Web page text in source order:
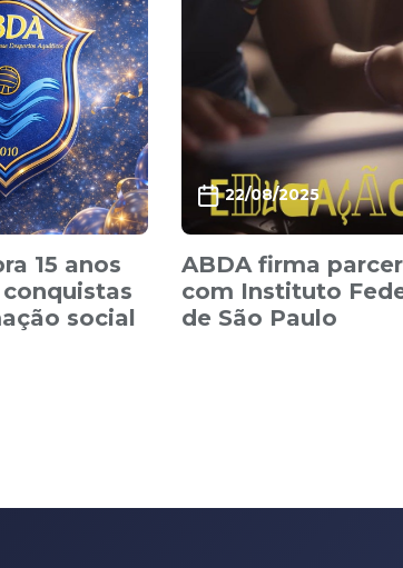
15 anos
social
22/08/2025
ABDA firma
com Instituto
de São Paulo